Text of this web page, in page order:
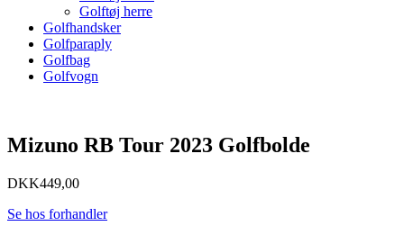
Golftøj herre
Golfhandsker
Golfparaply
Golfbag
Golfvogn
Mizuno RB Tour 2023 Golfbolde
DKK449,00
Se hos forhandler